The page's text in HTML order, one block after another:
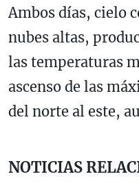
Ambos días, cielo
nubes altas,
las temperaturas
ascenso de las
del norte al este,
NOTICIAS